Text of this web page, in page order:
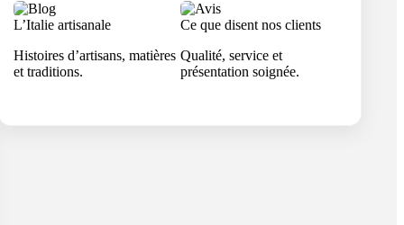
L’Italie artisanale
Histoires d’artisans, matières
et traditions.
Ce que disent nos clients
Qualité, service et
présentation soignée.